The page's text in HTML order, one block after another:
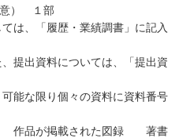
意） １部
、「履歴・業績調書」に記入
出資料については、「提出資
な限り個々の資料に資料番号
品が掲載された図録 著書